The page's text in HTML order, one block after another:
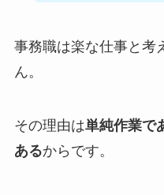
事務職は楽な仕事と考
ん。
その理由は単純作業で
あるからです。